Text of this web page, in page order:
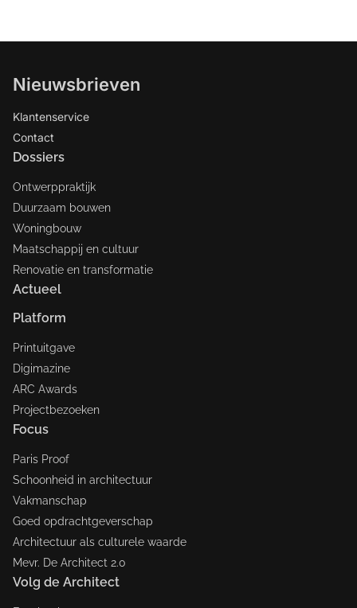
Nieuwsbrieven
Klantenservice
Contact
Dossiers
Ontwerppraktijk
Duurzaam bouwen
Woningbouw
Maatschappij en cultuur
Renovatie en transformatie
Actueel
Platform
Printuitgave
Digimazine
ARC Awards
Projectbezoeken
Focus
Paris Proof
Schoonheid in architectuur
Vakmanschap
Goed opdrachtgeverschap
Architectuur als culturele waarde
Mevr. De Architect 2.0
Volg de Architect